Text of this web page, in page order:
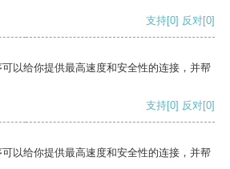
支持[0] 反对[0]
以给你提供最高速度和安全性的连接，并帮
支持[0] 反对[0]
以给你提供最高速度和安全性的连接，并帮